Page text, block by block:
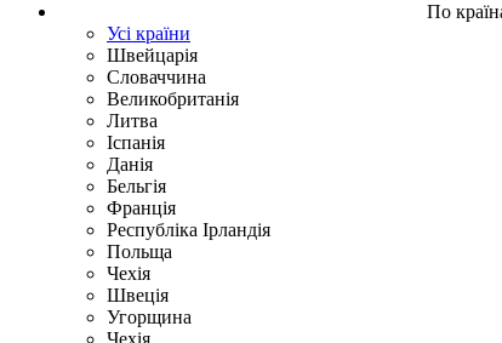
По
Усі країни
Швейцарія
Словаччина
Великобританія
Литва
Іспанія
Данія
Бельгія
Франція
Республіка Ірландія
Польща
Чехія
Швецiя
Угорщина
Чехія